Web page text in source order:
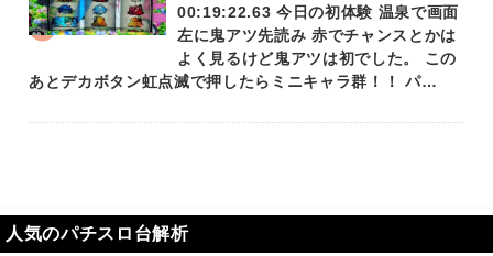
00:19:22.63 今日の初体験 温泉で画面
左に鬼アツ先読み 赤でチャンスとかは
よく見るけど鬼アツは初でした。 この
あとデカボタン虹点滅で押したらミニキャラ群！！ パ…
人気のパチスロ台解析